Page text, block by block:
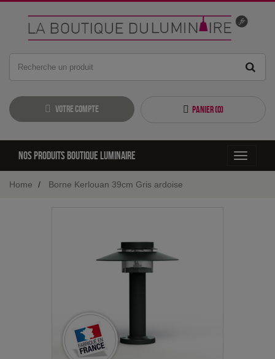
Votre compte Panier (0)
Toggle
Nos produits boutique luminaire
Home Borne Kerlouan 39cm Gris ardoise